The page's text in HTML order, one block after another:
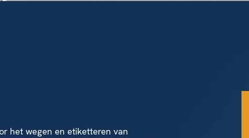
het wegen en etiketteren van